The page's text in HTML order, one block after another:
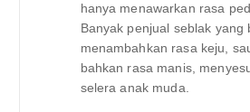
hanya menawarkan rasa
Banyak penjual seblak yang
menambahkan rasa keju,
bahkan rasa manis,
selera anak muda.